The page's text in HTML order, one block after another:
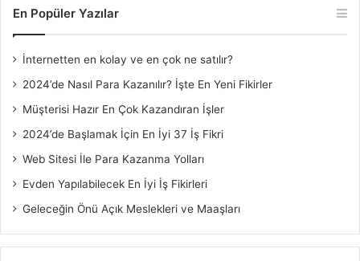
En Popüler Yazılar
İnternetten en kolay ve en çok ne satılır?
2024’de Nasıl Para Kazanılır? İşte En Yeni Fikirler
Müşterisi Hazır En Çok Kazandıran İşler
2024’de Başlamak İçin En İyi 37 İş Fikri
Web Sitesi İle Para Kazanma Yolları
Evden Yapılabilecek En İyi İş Fikirleri
Geleceğin Önü Açık Meslekleri ve Maaşları